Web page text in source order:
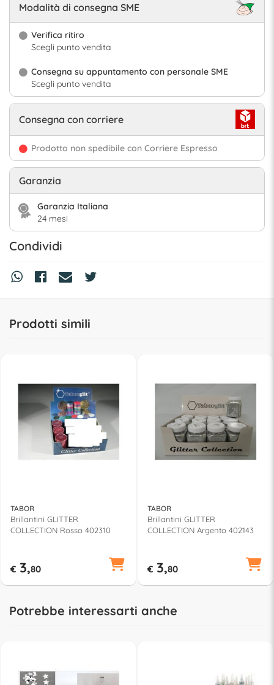
Modalità di consegna SME
Verifica ritiro
Scegli punto vendita
Consegna su appuntamento con personale SME
Scegli punto vendita
Consegna con corriere
Prodotto non spedibile con Corriere Espresso
Garanzia
Garanzia Italiana
24 mesi
Condividi
Prodotti simili
TABOR
Brillantini GLITTER
COLLECTION Rosso 402310
€ 3,80
TABOR
Brillantini GLITTER
COLLECTION Argento 402143
€ 3,80
Potrebbe interessarti anche